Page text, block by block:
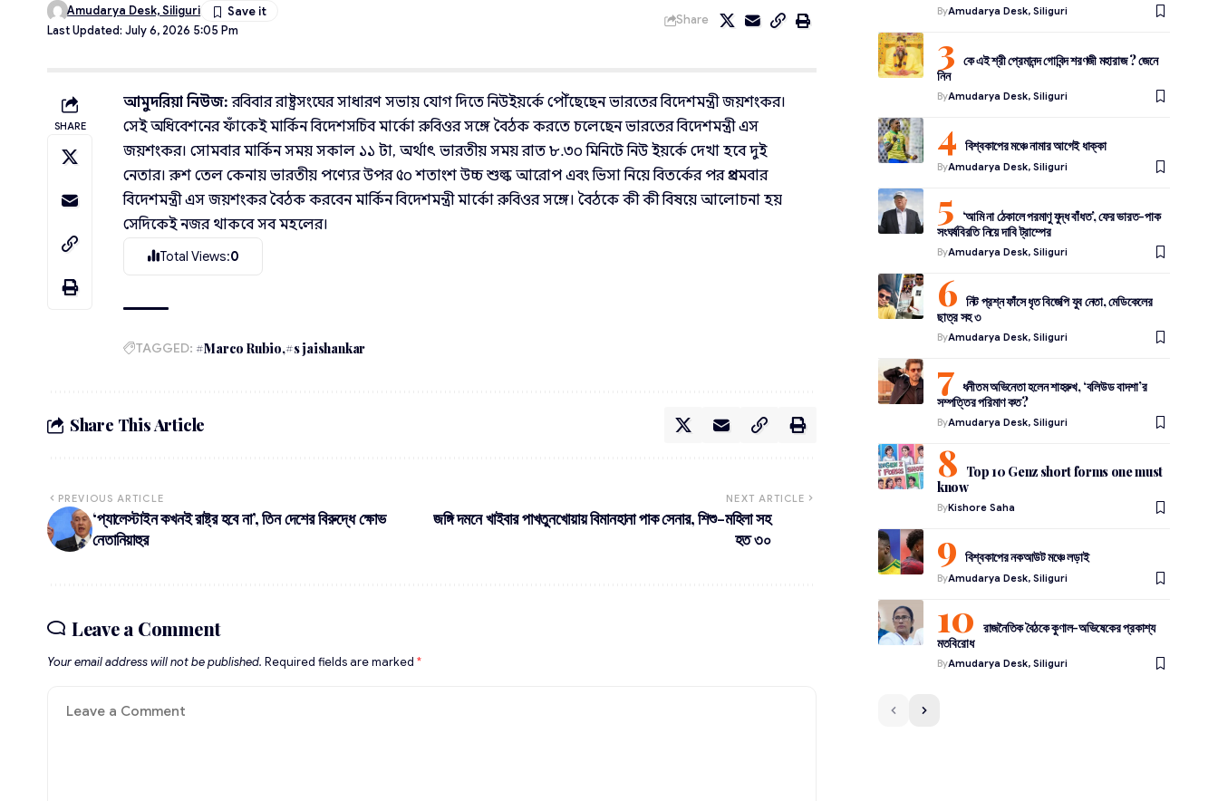
Last Updated: July 6, 2026 5:05 Pm
Amudarya Desk, Siliguri
Share
SHARE
আমুদরিয়া নিউজ: রবিবার রাষ্ট্রসংঘের সাধারণ সভায় যোগ দিতে নিউইয়র্কে পৌঁছেছেন ভারতের বিদেশমন্ত্রী জয়শংকর।
সেই অধিবেশনের ফাঁকেই মার্কিন বিদেশসচিব মার্কো রুবিওর সঙ্গে বৈঠক করতে চলেছেন ভারতের বিদেশমন্ত্রী এস
জয়শংকর। সোমবার মার্কিন সময় সকাল ১১ টা, অর্থাৎ ভারতীয় সময় রাত ৮.৩০ মিনিটে নিউ ইয়র্কে দেখা হবে দুই
নেতার। রুশ তেল কেনায় ভারতীয় পণ্যের উপর ৫০ শতাংশ উচ্চ শুল্ক আরোপ এবং ভিসা নিয়ে বিতর্কের পর প্রথমবার
বিদেশমন্ত্রী এস জয়শংকর বৈঠক করবেন মার্কিন বিদেশমন্ত্রী মার্কো রুবিওর সঙ্গে। বৈঠকে কী কী বিষয়ে আলোচনা হয়
সেদিকেই নজর থাকবে সব মহলের।
Total Views:0
TAGGED: #Marco Rubio #s jaishankar
Share This Article
PREVIOUS ARTICLE
‘প্যালেস্টাইন কখনই রাষ্ট্র হবে না’, তিন দেশের বিরুদ্ধে ক্ষোভ
নেতানিয়াহুর
NEXT ARTICLE
জঙ্গি দমনে খাইবার পাখতুনখোয়ায় বিমানহানা পাক সেনার, শিশু-মহিলা সহ
হত ৩০
Leave a Comment
Your email address will not be published. Required fields are marked *
ByAmudarya Desk, Siliguri
কে এই শ্রী প্রেমানন্দ গোবিন্দ শরণজী মহারাজ ? জেনে
নিন
ByAmudarya Desk, Siliguri
বিশ্বকাপের মঞ্চে নামার আগেই ধাক্কা
ByAmudarya Desk, Siliguri
‘আমি না ঠেকালে পরমাণু যুদ্ধ বাঁধত’, ফের ভারত-পাক
সংঘর্ষবিরতি নিয়ে দাবি ট্রাম্পের
ByAmudarya Desk, Siliguri
নিট প্রশ্ন ফাঁসে ধৃত বিজেপি যুব নেতা, মেডিকেলের
ছাত্র সহ ৩
ByAmudarya Desk, Siliguri
ধনীতম অভিনেতা হলেন শাহরুখ, ‘বলিউড বাদশা’র
সম্পত্তির পরিমাণ কত?
ByAmudarya Desk, Siliguri
Top 10 Genz short forms one must
know
ByKishore Saha
বিশ্বকাপের নকআউট মঞ্চে লড়াই
ByAmudarya Desk, Siliguri
রাজনৈতিক বৈঠকে কুণাল-অভিষেকের প্রকাশ্য
মতবিরোধ
ByAmudarya Desk, Siliguri